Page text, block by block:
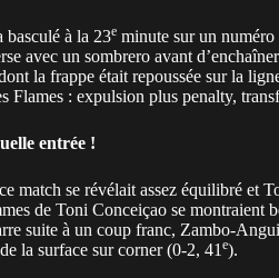
basculé à la 23e minute sur un
avec un sombrero avant
la frappe était repoussée sur la
Flames : expulsion plus penalty,
entrée !
match se révélait assez équilibré et
de Toni Conceiçao se montraient
suite à un coup franc, Zambo-
la surface sur corner (0-2, 41 e).